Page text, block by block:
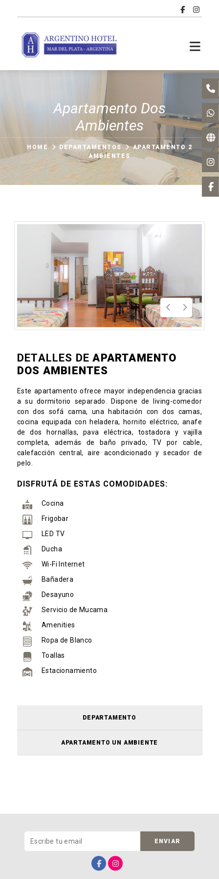
Apartamento Dos
Ambientes
HOME DEPARTAMENTOS
APARTAMENTO 2
AMBIENTES
DETALLES DEAPARTAMENTO
DOS AMBIENTES
Este apartamento ofrece mayor independencia gracias
a su dormitorio separado. Dispone de living-comedor
con dos sofá cama, una habitación con dos camas,
cocina equipada con heladera, hornito eléctrico, anafe
de dos hornallas, pava eléctrica, tostadora y vajilla
completa, además de baño privado, TV por cable,
calefacción central, aire acondicionado y secador de
pelo.
DISFRUTÁ DE ESTAS COMODIDADES:
Cocina
Frigobar
LED TV
Ducha
Wi-Fi Internet
Bañadera
Desayuno
Servicio de Mucama
Amenities
Ropa de Blanco
Toallas
Estacionamiento
DEPARTAMENTO
APARTAMENTO UN AMBIENTE
ENVIAR